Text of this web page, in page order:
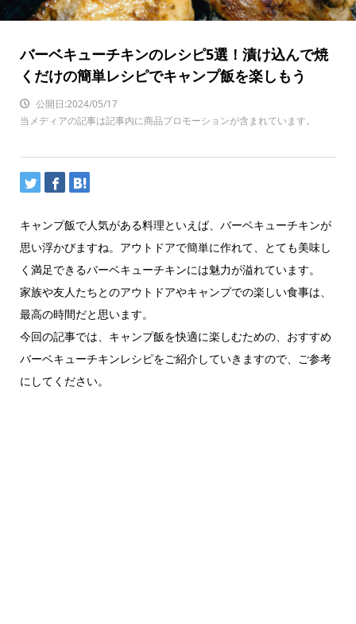
バーベキューチキンのレシピ5選！漬け込んで焼
くだけの簡単レシピでキャンプ飯を楽しもう
公開日:2024/05/17
当メディアの記事は記事内に商品プロモーションが含まれています。
キャンプ飯で人気がある料理といえば、バーベキューチキンが
思い浮かびますね。アウトドアで簡単に作れて、とても美味し
く満足できるバーベキューチキンには魅力が溢れています。
家族や友人たちとのアウトドアやキャンプでの楽しい食事は、
最高の時間だと思います。
今回の記事では、キャンプ飯を快適に楽しむための、おすすめ
バーベキューチキンレシピをご紹介していきますので、ご参考
にしてください。